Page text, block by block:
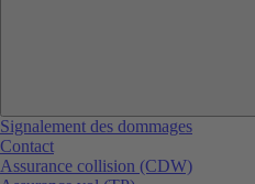
Signalement des dommages
Contact
Assurance collision (CDW)